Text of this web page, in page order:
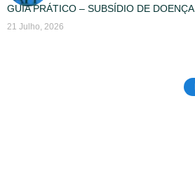
GUIA PRÁTICO – SUBSÍDIO DE DOENÇA
21 Julho, 2026